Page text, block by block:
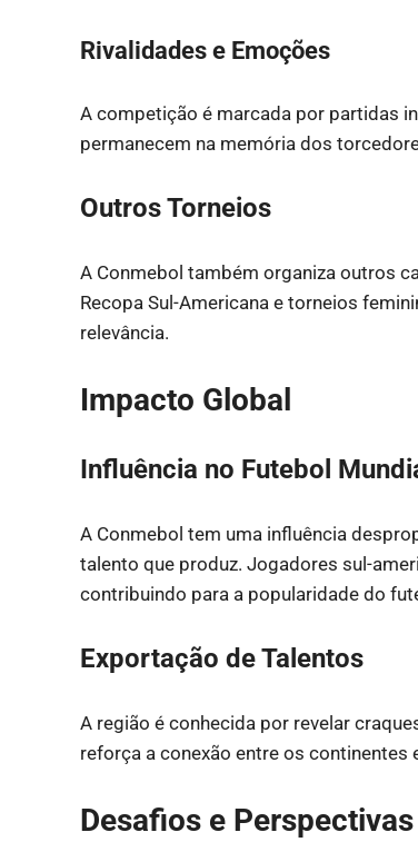
Rivalidades e Emoções
A competição é marcada por partidas
permanecem na memória dos
Outros Torneios
A Conmebol também organiza outros
Recopa Sul-Americana e torneios
relevância.
Impacto Global
Influência no Futebol
A Conmebol tem uma influência
talento que produz. Jogadores sul-
contribuindo para a popularidade do
Exportação de Talentos
A região é conhecida por revelar
reforça a conexão entre os continentes
Desafios e Perspectivas